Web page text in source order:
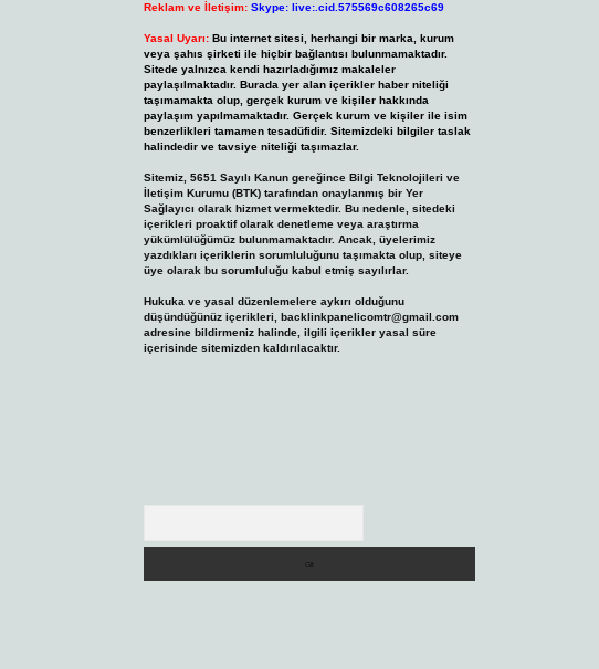
Reklam ve İletişim: Skype: live:.cid.575569c608265c69
Yasal Uyarı: Bu internet sitesi, herhangi bir marka, kurum
veya şahıs şirketi ile hiçbir bağlantısı bulunmamaktadır.
Sitede yalnızca kendi hazırladığımız makaleler
paylaşılmaktadır. Burada yer alan içerikler haber niteliği
taşımamakta olup, gerçek kurum ve kişiler hakkında
paylaşım yapılmamaktadır. Gerçek kurum ve kişiler ile isim
benzerlikleri tamamen tesadüfidir. Sitemizdeki bilgiler taslak
halindedir ve tavsiye niteliği taşımazlar.
Sitemiz, 5651 Sayılı Kanun gereğince Bilgi Teknolojileri ve
İletişim Kurumu (BTK) tarafından onaylanmış bir Yer
Sağlayıcı olarak hizmet vermektedir. Bu nedenle, sitedeki
içerikleri proaktif olarak denetleme veya araştırma
yükümlülüğümüz bulunmamaktadır. Ancak, üyelerimiz
yazdıkları içeriklerin sorumluluğunu taşımakta olup, siteye
üye olarak bu sorumluluğu kabul etmiş sayılırlar.
Hukuka ve yasal düzenlemelere aykırı olduğunu
düşündüğünüz içerikleri, backlinkpanelicomtr@gmail.com
adresine bildirmeniz halinde, ilgili içerikler yasal süre
içerisinde sitemizden kaldırılacaktır.